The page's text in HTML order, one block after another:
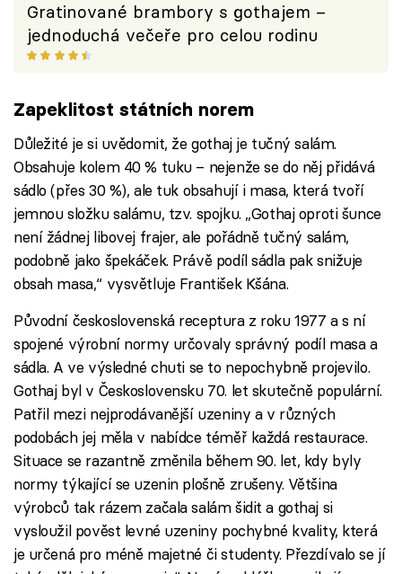
Gratinované brambory s gothajem –
jednoduchá večeře pro celou rodinu
Zapeklitost státních norem
Důležité je si uvědomit, že gothaj je tučný salám.
Obsahuje kolem 40 % tuku – nejenže se do něj přidává
sádlo (přes 30 %), ale tuk obsahují i masa, která tvoří
jemnou složku salámu, tzv. spojku. „Gothaj oproti šunce
není žádnej libovej frajer, ale pořádně tučný salám,
podobně jako špekáček. Právě podíl sádla pak snižuje
obsah masa,“ vysvětluje František Kšána.
Původní československá receptura z roku 1977 a s ní
spojené výrobní normy určovaly správný podíl masa a
sádla. A ve výsledné chuti se to nepochybně projevilo.
Gothaj byl v Československu 70. let skutečně populární.
Patřil mezi nejprodávanější uzeniny a v různých
podobách jej měla v nabídce téměř každá restaurace.
Situace se razantně změnila během 90. let, kdy byly
normy týkající se uzenin plošně zrušeny. Většina
výrobců tak rázem začala salám šidit a gothaj si
vysloužil pověst levné uzeniny pochybné kvality, která
je určená pro méně majetné či studenty. Přezdívalo se jí